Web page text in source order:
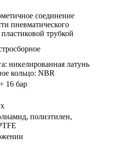
соединение
пневматического
трубкой
никелированная латунь
кольцо: NBR
16 бар
полиэтилен,